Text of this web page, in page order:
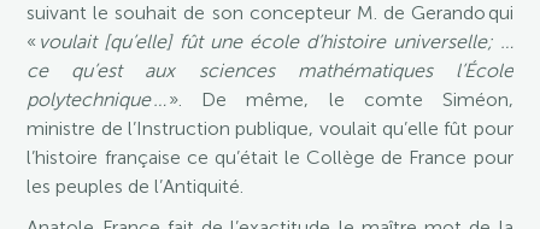
suivant le souhait de son concepteur M. de Gerando qui
« voulait [qu’elle] fût une école d’histoire universelle; …
ce qu’est aux sciences mathématiques l’École
polytechnique …». De même, le comte Siméon,
ministre de l’Instruction publique, voulait qu’elle fût pour
l’histoire française ce qu’était le Collège de France pour
les peuples de l’Antiquité.